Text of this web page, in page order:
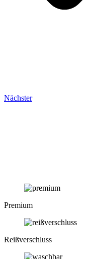
Nächster
Premium
Reiß­verschluss